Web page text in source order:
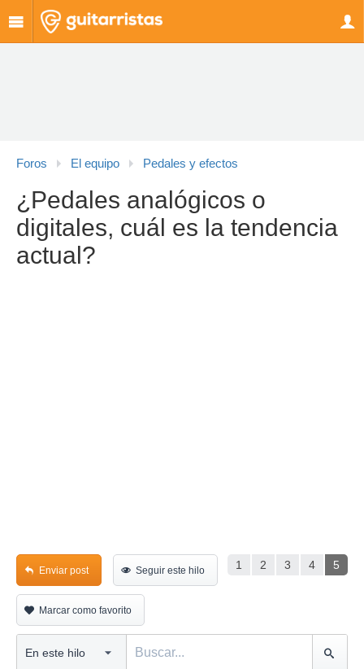
Foros El equipo Pedales y efectos
¿Pedales analógicos o
digitales, cuál es la tendencia
actual?
1 2 3 4 5
Enviar post Seguir este hilo
Marcar como favorito